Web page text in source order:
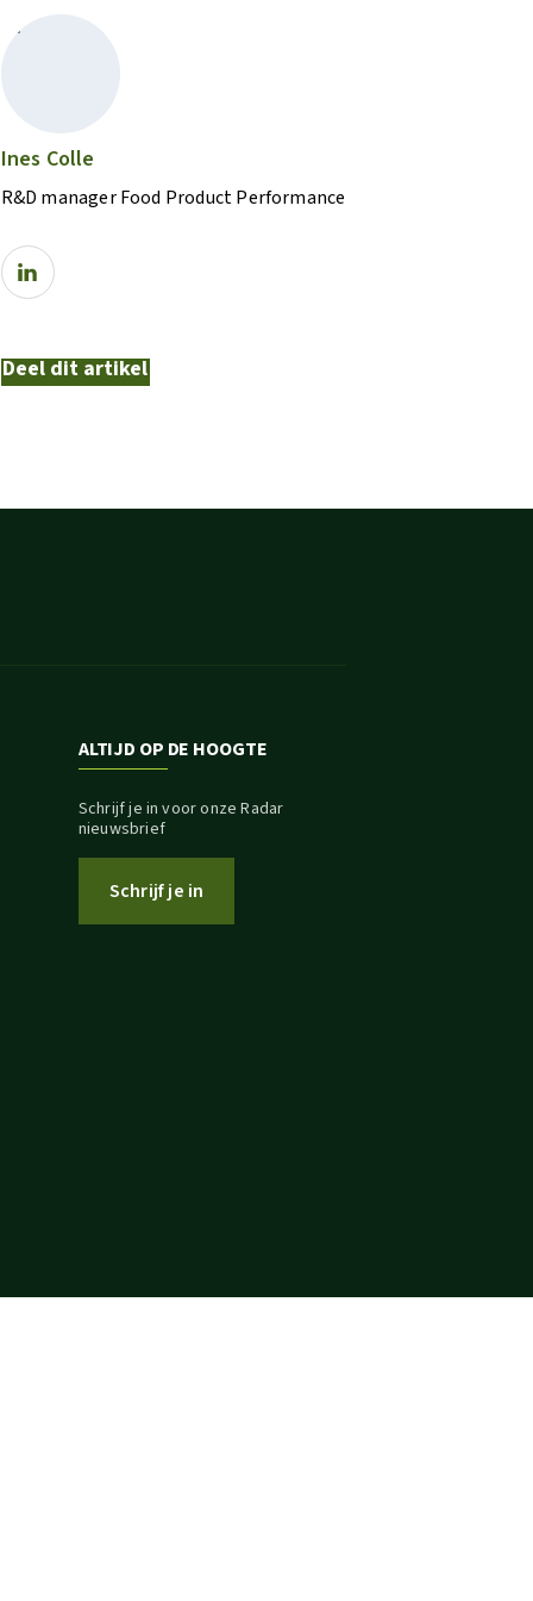
Ines Colle
R&D manager Food Product Performance
Deel dit artikel
ALTIJD OP DE HOOGTE
Schrijf je in voor onze Radar
nieuwsbrief
Schrijf je in